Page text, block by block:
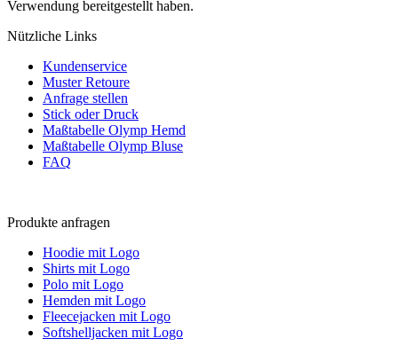
Verwendung bereitgestellt haben.
Nützliche Links
Kundenservice
Muster Retoure
Anfrage stellen
Stick oder Druck
Maßtabelle Olymp Hemd
Maßtabelle Olymp Bluse
FAQ
Produkte anfragen
Hoodie mit Logo
Shirts mit Logo
Polo mit Logo
Hemden mit Logo
Fleecejacken mit Logo
Softshelljacken mit Logo